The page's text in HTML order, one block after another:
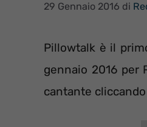
29 Gennaio 2016 di
Pillowtalk è il
gennaio 2016 per
cantante